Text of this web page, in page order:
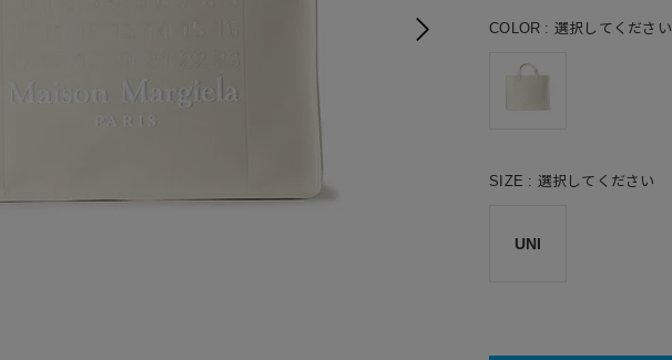
COLOR 選択してください
SIZE 選択してください
UNI